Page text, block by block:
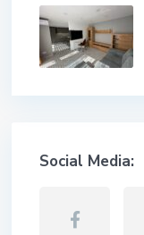
Social Media: